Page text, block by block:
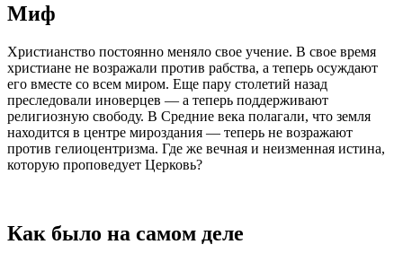
Миф
Христианство постоянно меняло свое учение. В свое время
христиане не возражали против рабства, а теперь осуждают
его вместе со всем миром. Еще пару столетий назад
преследовали иноверцев — а теперь поддерживают
религиозную свободу. В Средние века полагали, что земля
находится в центре мироздания — теперь не возражают
против гелиоцентризма. Где же вечная и неизменная истина,
которую проповедует Церковь?
Как было на самом деле